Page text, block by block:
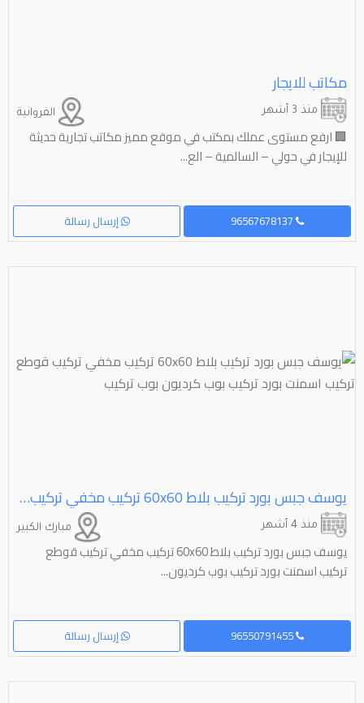
مكاتب للايجار
الفروانية منذ 3 أشهر
🏢 ارفع مستوى عملك بمكتب في موقع مميز مكاتب تجارية حديثة
للإيجار في حولي – السالمية – الع...
إرسال رسالة
يوسف جبس بورد تركيب بلاط ⁦⁦60x60⁩⁩ تركيب مخفي تركيب قوطع تركيب اسمنت بورد تركيب بوب كرديون بوب تركيب
مبارك الكبير منذ 4 أشهر
يوسف جبس بورد تركيب بلاط ⁦⁦60x60⁩⁩ تركيب مخفي تركيب قوطع
تركيب اسمنت بورد تركيب بوب كرديون...
إرسال رسالة